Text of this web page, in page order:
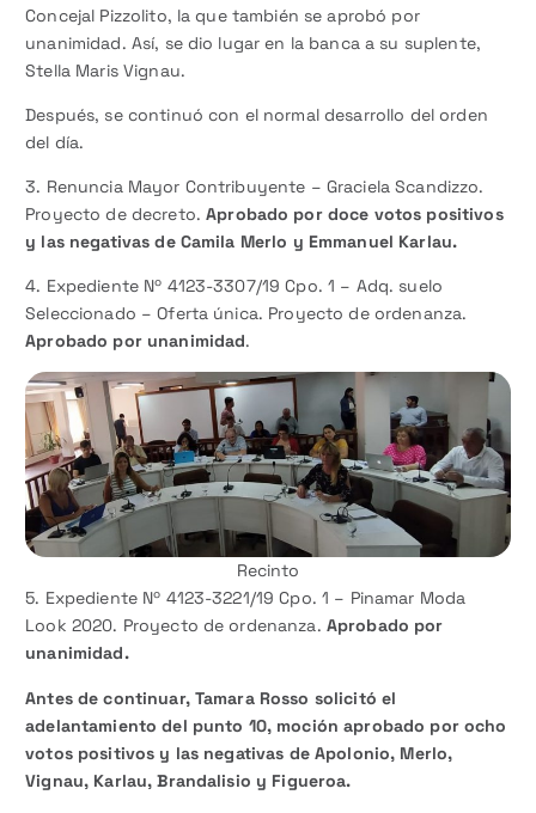
Concejal Pizzolito, la que también se aprobó por
unanimidad. Así, se dio lugar en la banca a su suplente,
Stella Maris Vignau.
Después, se continuó con el normal desarrollo del orden
del día.
3. Renuncia Mayor Contribuyente – Graciela Scandizzo.
Proyecto de decreto.Aprobado por doce votos positivos
y las negativas de Camila Merlo y Emmanuel Karlau.
4. Expediente Nº 4123-3307/19 Cpo. 1 – Adq. suelo
Seleccionado – Oferta única. Proyecto de ordenanza.
Aprobado por unanimidad.
Recinto
5. Expediente Nº 4123-3221/19 Cpo. 1 – Pinamar Moda
Look 2020. Proyecto de ordenanza. Aprobado por
unanimidad.
Antes de continuar, Tamara Rosso solicitó el
adelantamiento del punto 10, moción aprobado por ocho
votos positivos y las negativas de Apolonio, Merlo,
Vignau, Karlau, Brandalisio y Figueroa.